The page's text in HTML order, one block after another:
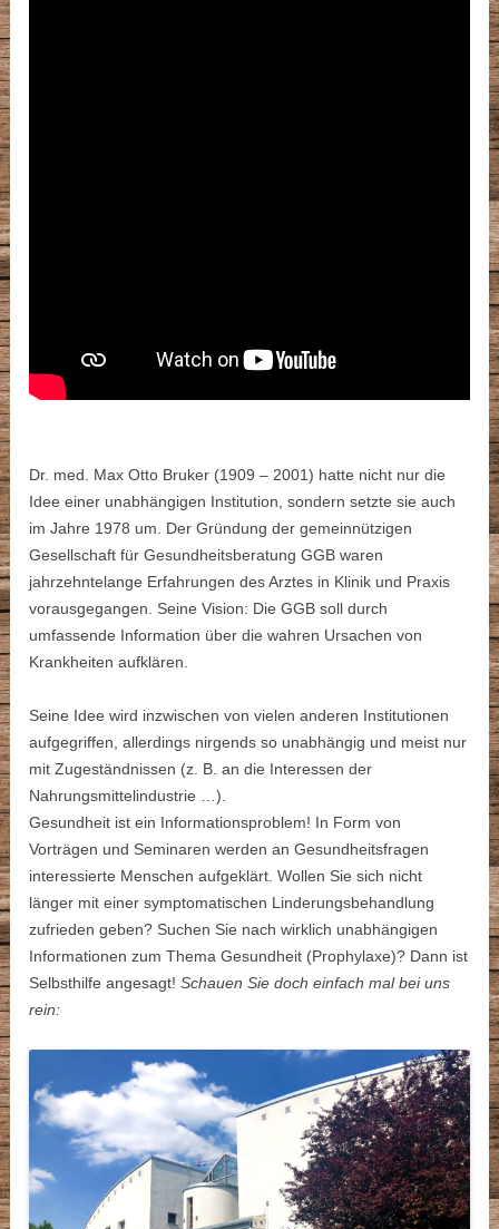
Dr. med. Max Otto Bruker (1909 – 2001) hatte nicht nur die
Idee einer unabhängigen Institution, sondern setzte sie auch
im Jahre 1978 um. Der Gründung der gemeinnützigen
Gesellschaft für Gesundheitsberatung GGB waren
jahrzehntelange Erfahrungen des Arztes in Klinik und Praxis
vorausgegangen. Seine Vision: Die GGB soll durch
umfassende Information über die wahren Ursachen von
Krankheiten aufklären.
Seine Idee wird inzwischen von vielen anderen Institutionen
aufgegriffen, allerdings nirgends so unabhängig und meist nur
mit Zugeständnissen (z. B. an die Interessen der
Nahrungsmittelindustrie …).
Gesundheit ist ein Informationsproblem! In Form von
Vorträgen und Seminaren werden an Gesundheitsfragen
interessierte Menschen aufgeklärt. Wollen Sie sich nicht
länger mit einer symptomatischen Linderungsbehandlung
zufrieden geben? Suchen Sie nach wirklich unabhängigen
Informationen zum Thema Gesundheit (Prophylaxe)? Dann ist
Selbsthilfe angesagt!Schauen Sie doch einfach mal bei uns
rein: